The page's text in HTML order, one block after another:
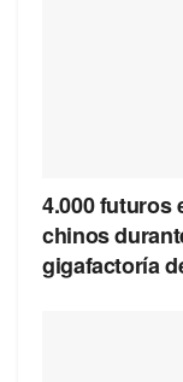
4.000 futuros
chinos
gigafactoría